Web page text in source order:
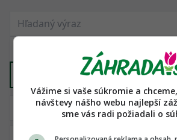
Domáci chov
Vážime si vaše súkromie a
návštevy nášho webu najlepší
sme vás radi požiadali o